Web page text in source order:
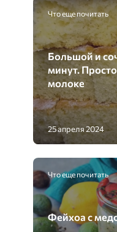
Что еще почитать
Большой и
минут.
молоке
25 апреля 2024
Что еще почитать
Фейхоа с